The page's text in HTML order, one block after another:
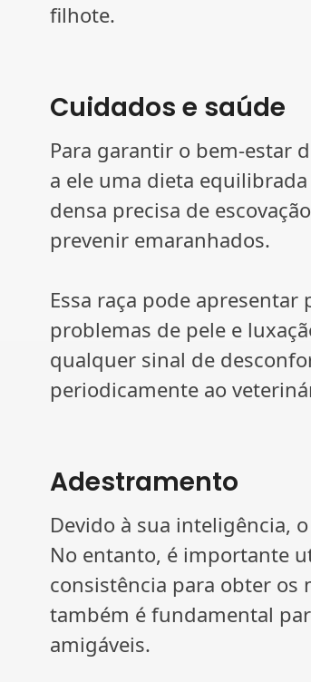
filhote.
Cuidados e saúde
Para garantir o bem-estar
a ele uma dieta
densa precisa de
prevenir emaranhados.
Essa raça pode
problemas de pele e
qualquer sinal de
periodicamente ao
Adestramento
Devido à sua inteligência,
No entanto, é importante
consistência para obter os
também é fundamental
amigáveis.